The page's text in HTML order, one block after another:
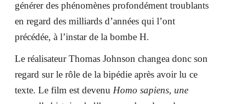
générer des phénomènes profondément troublants
en regard des milliards d’années qui l’ont
précédée, à l’instar de la bombe H.
Le réalisateur Thomas Johnson changea donc son
regard sur le rôle de la bipédie après avoir lu ce
texte. Le film est devenu Homo sapiens, une